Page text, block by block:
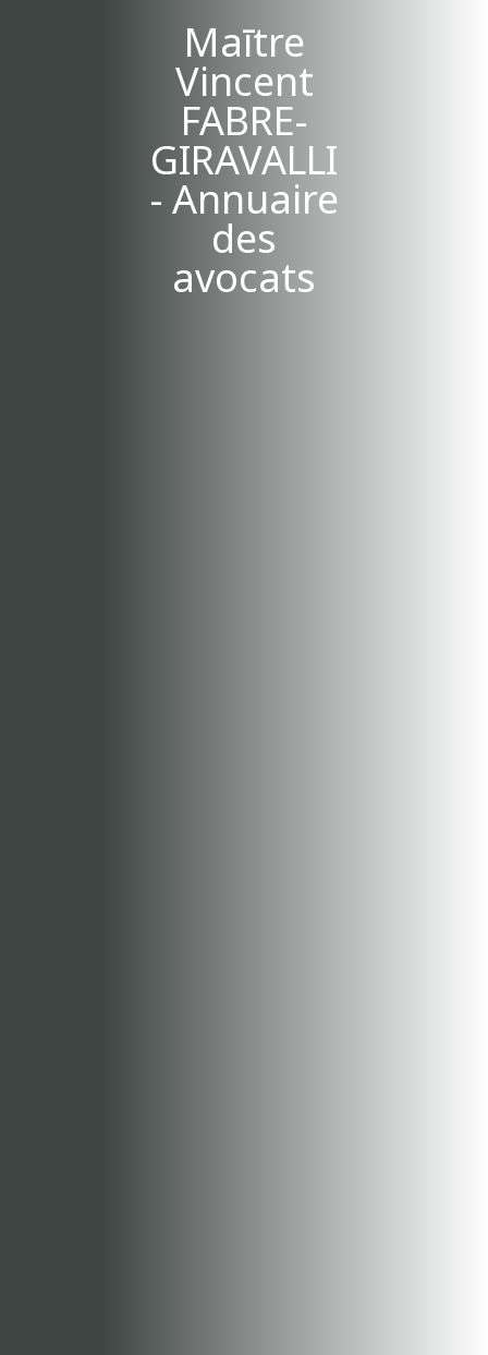
Maītre
Vincent
FABRE-
GIRAVALLI
- Annuaire
des
avocats